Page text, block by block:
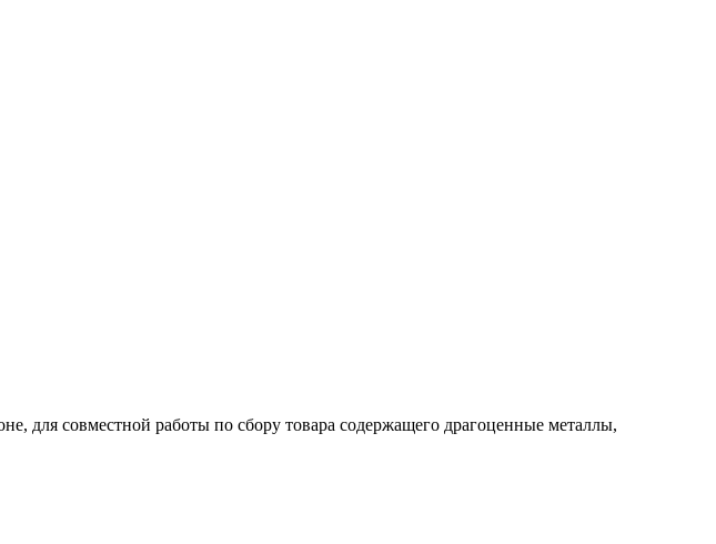
для совместной работы по сбору товара содержащего драгоценные металлы,